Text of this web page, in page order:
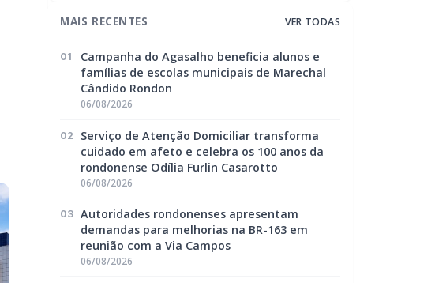
MAIS RECENTES VER TODAS
01
Campanha do Agasalho beneficia alunos e
famílias de escolas municipais de Marechal
Cândido Rondon
06/08/2026
02
Serviço de Atenção Domiciliar transforma
cuidado em afeto e celebra os 100 anos da
rondonense Odília Furlin Casarotto
06/08/2026
03 Autoridades rondonenses apresentam
demandas para melhorias na BR-163 em
reunião com a Via Campos
06/08/2026